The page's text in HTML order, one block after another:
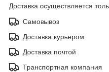
Доставка осуществляется
Самовывоз
Доставка курьером
Доставка почтой
Транспортная компания